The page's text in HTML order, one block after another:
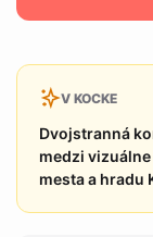
V KOCKE
Dvojstranná
medzi
mesta a hradu